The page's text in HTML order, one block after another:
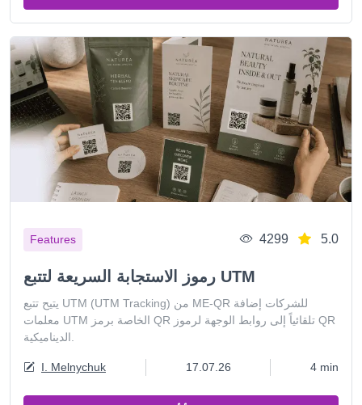
Features 4299 5.0
رموز الاستجابة السريعة لتتبع UTM
يتيح تتبع UTM (UTM Tracking) من ME-QR للشركات إضافة
معلمات UTM الخاصة برمز QR تلقائياً إلى روابط الوجهة لرموز QR
I. Melnychuk 17.07.26 4 min